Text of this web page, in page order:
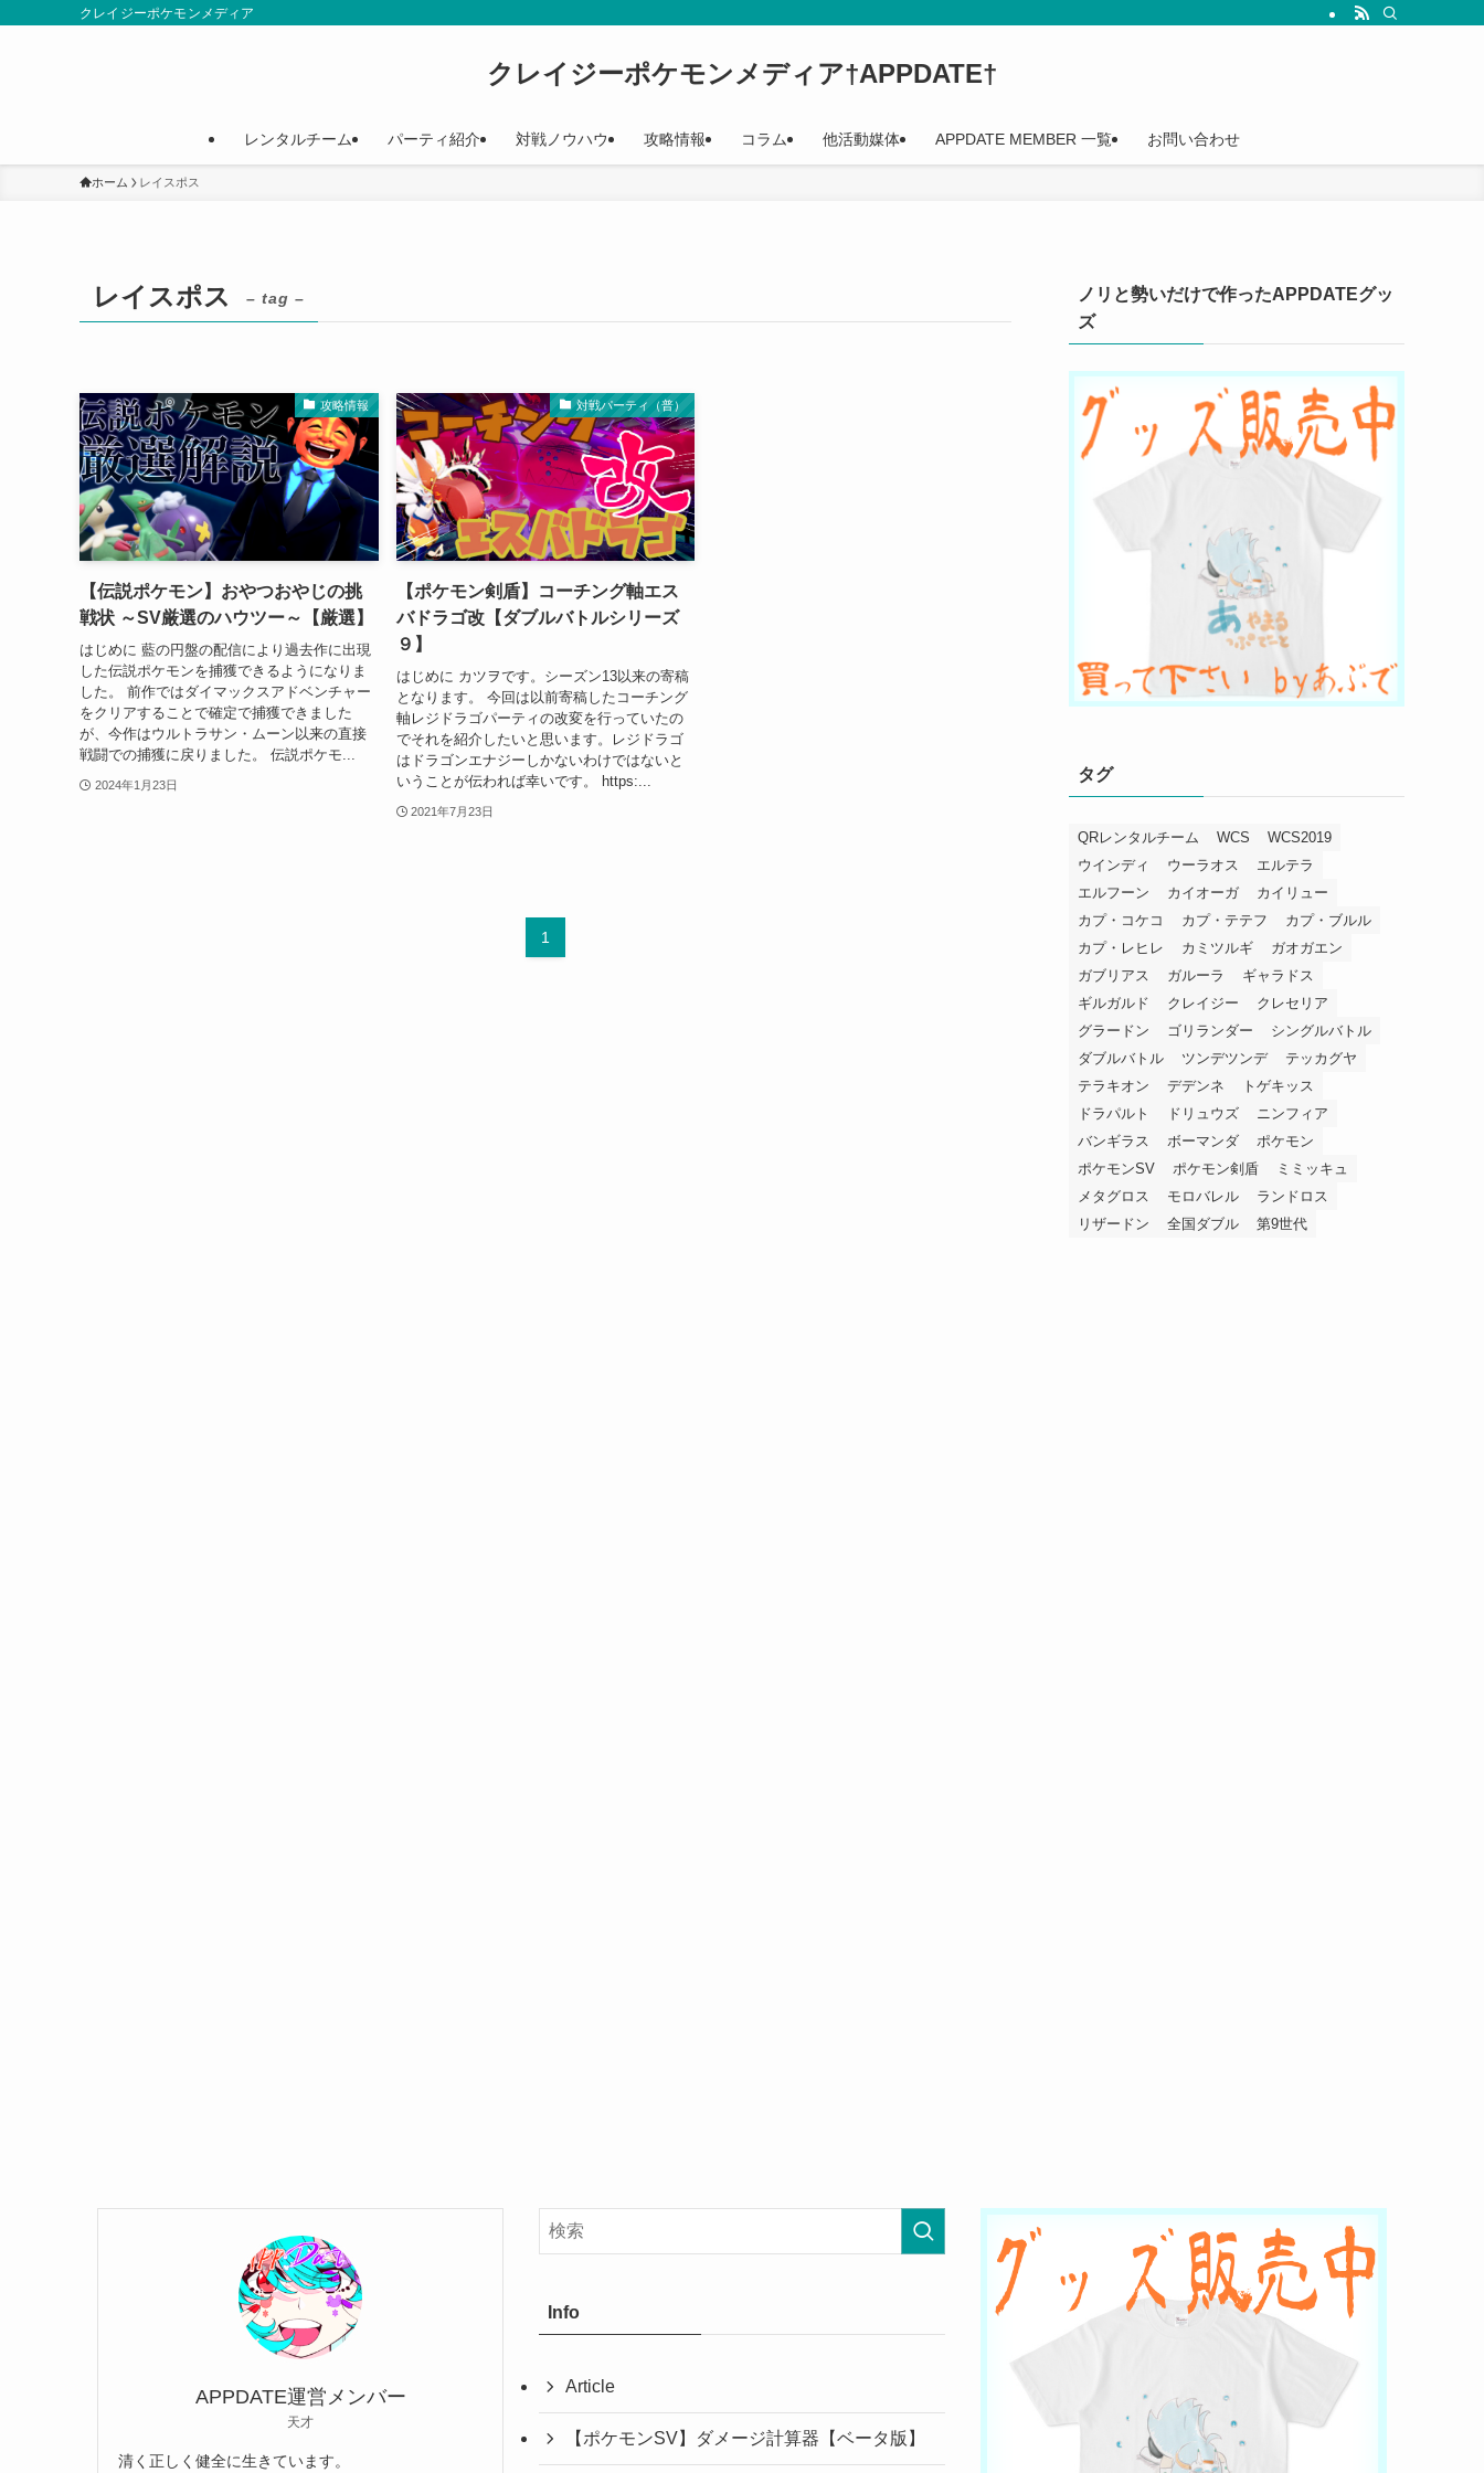
クレイジーポケモンメディア
クレイジーポケモンメディア†APPDATE†
レンタルチーム パーティ紹介 対戦ノウハウ 攻略情報 コラム 他活動媒体 APPDATE MEMBER 一覧 お問い合わせ
ホーム レイスポス
レイスポス – tag –
攻略情報
【伝説ポケモン】おやつおやじの挑
戦状 ～SV厳選のハウツー～【厳選】
はじめに 藍の円盤の配信により過去作に出現
した伝説ポケモンを捕獲できるようになりま
した。 前作ではダイマックスアドベンチャー
をクリアすることで確定で捕獲できました
が、今作はウルトラサン・ムーン以来の直接
戦闘での捕獲に戻りました。 伝説ポケモ...
2024年1月23日
対戦パーティ（普）
【ポケモン剣盾】コーチング軸エス
バドラゴ改【ダブルバトルシリーズ
９】
はじめに カツヲです。シーズン13以来の寄稿
となります。 今回は以前寄稿したコーチング
軸レジドラゴパーティの改変を行っていたの
でそれを紹介したいと思います。レジドラゴ
はドラゴンエナジーしかないわけではないと
いうことが伝われば幸いです。 https:...
2021年7月23日
1
ノリと勢いだけで作ったAPPDATEグッ
ズ
タグ
QRレンタルチーム WCS
WCS2019
ウインディ
ウーラオス
エルテラ
エルフーン
カイオーガ
カイリュー
カプ・コケコ
カプ・テテフ
カプ・ブルル
カプ・レヒレ
カミツルギ
ガオガエン
ガブリアス
ガルーラ
ギャラドス
ギルガルド
クレイジー
クレセリア
グラードン
ゴリランダー
シングルバトル
ダブルバトル
ツンデツンデ
テッカグヤ
テラキオン
デデンネ
トゲキッス
ドラパルト
ドリュウズ
ニンフィア
バンギラス
ボーマンダ
ポケモン
ポケモンSV
ポケモン剣盾
ミミッキュ
メタグロス
モロバレル
ランドロス
リザードン
全国ダブル 第9世代
APPDATE運営メンバー
天才
清く正しく健全に生きています。
Info
Article
【ポケモンSV】ダメージ計算器【ベータ版】